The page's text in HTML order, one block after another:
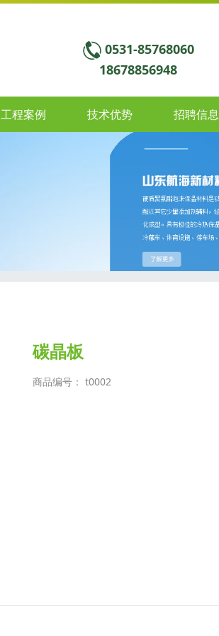
0531-85768060
18678856948
工程案例 技术优势 招聘信息
碳晶板
商品编号： t0002